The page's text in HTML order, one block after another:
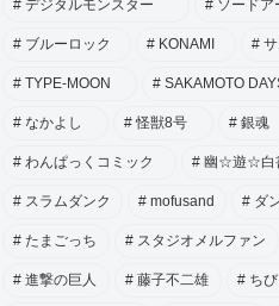
デジタルモンスター ソードア
ブルーロック KONAMI
TYPE-MOON SAKAMOTO
なかよし 怪獣8号 銀魂
わんぱっくコミック 幽☆遊☆白
スラムダンク mofusand ダ
たまごっち スタジオメルファン
進撃の巨人 藤子不二雄 ち